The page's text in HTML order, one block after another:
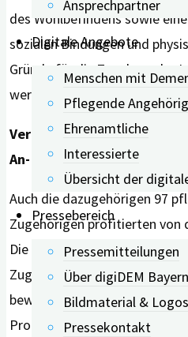
Ansprechpartner
Digitale Angebote
Menschen mit
Pflegende
Ehrenamtliche
Interessierte
Übersicht der
Pressebereich
Pressemitteilungen
Über digiDEM Bayern
Bildmaterial & Logos
Pressekontakt
des Wohlbefindens sowie
sozialen Bindungen und
Gründe für die Zunahme der
werden kann.
Verbessertes Stress-
An- und Zugehörigen
Auch die dazugehörigen 97
Zugehörigen profitierten von
Die Forschenden beschrieben,
Zugehörige eine verbesserte
bewältigen, berichteten“.
Programms konnten auch in